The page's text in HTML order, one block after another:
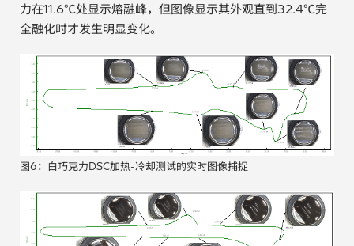
力在11.6℃处显示熔融峰，但图像显示其外观直到32.4℃完
全融化时才发生明显变化。
图6：白巧克力DSC加热-冷却测试的实时图像捕捉